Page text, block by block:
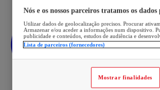
Nós e os nossos parceiros tratamos os
Utilizar dados de geolocalização precisos. Procurar
Armazenar e/ou aceder a informações num dispositivo.
publicidade e conteúdos, estudos de audiência e
Lista de parceiros (fornecedores)
Mostrar finalidades